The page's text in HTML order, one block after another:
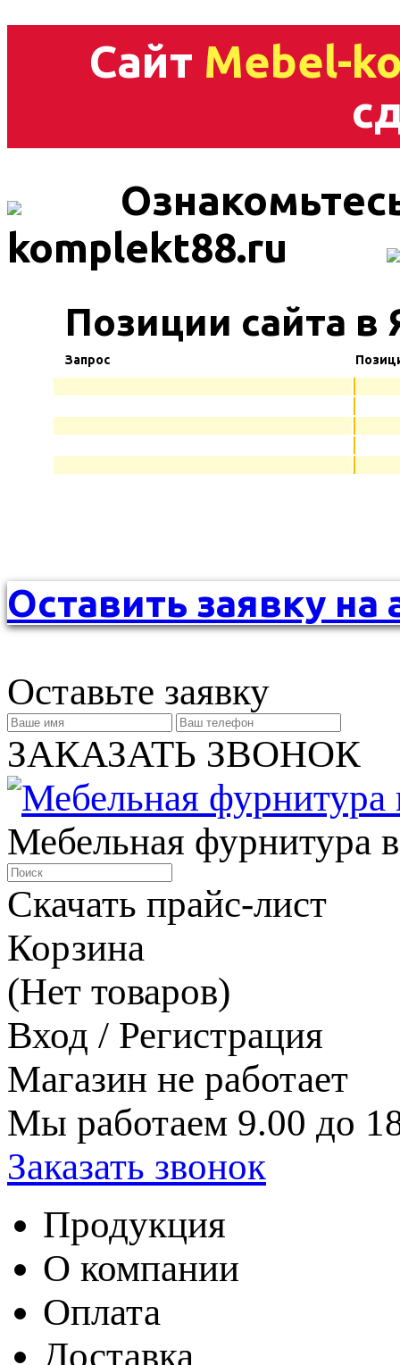
Сайт Mebel-
komplekt88.ru
Позиции сайта в
Запрос
Оставить заявку на
Оставьте заявку
ЗАКАЗАТЬ ЗВОНОК
Мебельная фурнитура
Скачать прайс-лист
Корзина
(Нет товаров)
Вход / Регистрация
Магазин не работает
Мы работаем 9.00 до
Заказать звонок
Продукция
О компании
Оплата
Доставка